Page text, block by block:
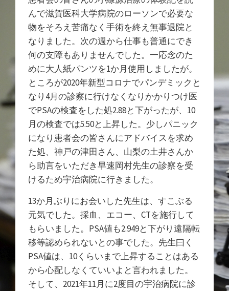
んで滋賀医科大学病院のローソンで必要な
物をそろえ苦痛なく手術を終え無事退院と
なりました。次の週から仕事も普通にでき
何の支障もありませんでした。一応念のた
めに大人紙パンツを1か月使用しましたが。
ところが2020年新型コロナでパンデミックと
なり4月の診察に行けなくなりかかりつけ医
でPSAの検査をした処2.88と下がったが、10
月の検査では5.50と上昇した。少しパニック
になり患者会の皆さんにアドバイスを求め
た処、神戸の津田さん、山梨の土井さんか
ら助言をいただき早速岡村先生の診察を受
けるため宇治病院に行きました。
13か月ぶりにお会いした先生は、すこぶる
元気でした。採血、エコー、CTを施行して
もらいました。PSA値も2.949と下がり遠隔転
移等認められないとの事でした。先生曰く
PSA値は、10くらいまで上昇することはある
から心配しなくていいよと言われました。
そして、2021年11月に2度目の宇治病院に診